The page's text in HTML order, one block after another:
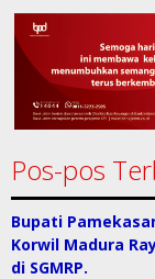
Pos-pos
Bupati
Korwil Madura
di SGMRP.